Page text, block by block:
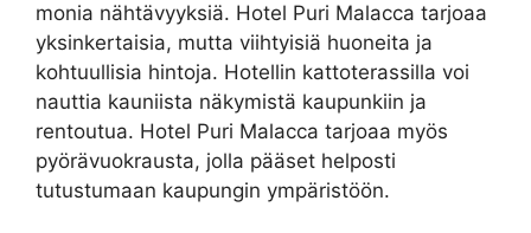
monia nähtävyyksiä. Hotel Puri Malacca tarjoaa
yksinkertaisia, mutta viihtyisiä huoneita ja
kohtuullisia hintoja. Hotellin kattoterassilla voi
nauttia kauniista näkymistä kaupunkiin ja
rentoutua. Hotel Puri Malacca tarjoaa myös
pyörävuokrausta, jolla pääset helposti
tutustumaan kaupungin ympäristöön.